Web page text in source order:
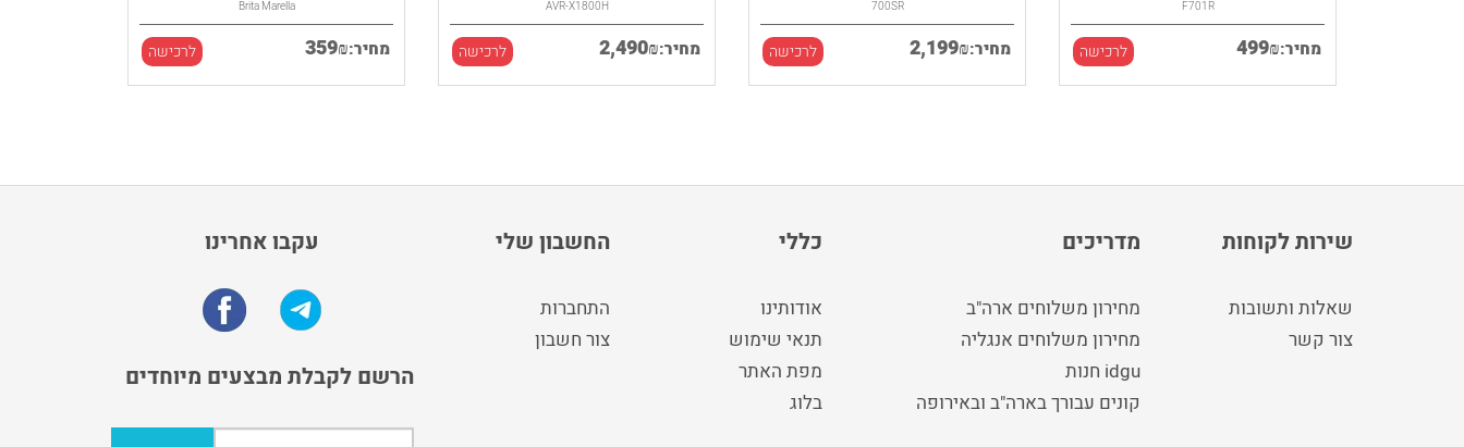
Brita Marella
מחיר: 359₪ לרכישה
AVR-X1800H
מחיר: 2,490₪ לרכישה
700SR
מחיר: 2,199₪ לרכישה
F701R
מחיר: 499₪ לרכישה
עקבו אחרינו
הרשם לקבלת מבצעים מיוחדים
החשבון שלי
התחברות
צור חשבון
כללי
אודותינו
תנאי שימוש
מפת האתר
בלוג
מדריכים
מחירון משלוחים ארה"ב
מחירון משלוחים אנגליה
idgu חנות
קונים עבורך בארה"ב ובאירופה
שירות לקוחות
שאלות ותשובות
צור קשר